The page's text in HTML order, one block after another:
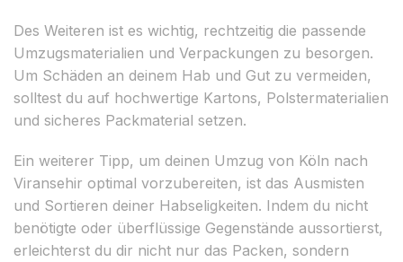
Des Weiteren ist es wichtig, rechtzeitig die passende
Umzugsmaterialien und Verpackungen zu besorgen.
Um Schäden an deinem Hab und Gut zu vermeiden,
solltest du auf hochwertige Kartons, Polstermaterialien
und sicheres Packmaterial setzen.
Ein weiterer Tipp, um deinen Umzug von Köln nach
Viransehir optimal vorzubereiten, ist das Ausmisten
und Sortieren deiner Habseligkeiten. Indem du nicht
benötigte oder überflüssige Gegenstände aussortierst,
erleichterst du dir nicht nur das Packen, sondern